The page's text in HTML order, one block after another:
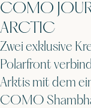
COMO
ARCTIC
Zwei exklusive
Polarfront
Arktis mit dem
COMO